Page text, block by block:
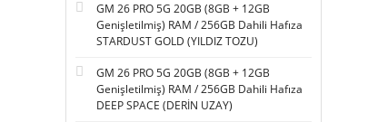
GM 26 PRO 5G 20GB (8GB + 12GB
Genişletilmiş) RAM / 256GB Dahili Hafıza
STARDUST GOLD (YILDIZ TOZU)
GM 26 PRO 5G 20GB (8GB + 12GB
Genişletilmiş) RAM / 256GB Dahili Hafıza
DEEP SPACE (DERİN UZAY)